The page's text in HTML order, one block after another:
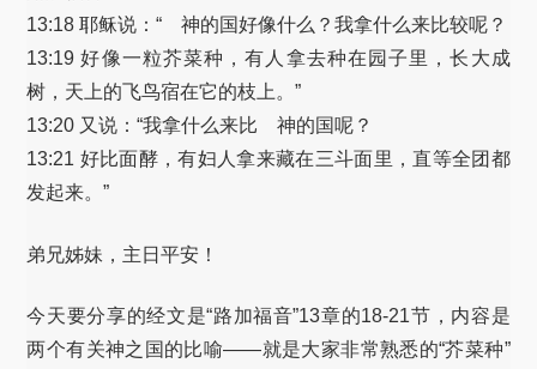
器
13:18 耶稣说：“ 神的国好像什么？我拿什么来比较呢？
13:19 好像一粒芥菜种，有人拿去种在园子里，长大成
树，天上的飞鸟宿在它的枝上。”
13:20 又说：“我拿什么来比 神的国呢？
13:21 好比面酵，有妇人拿来藏在三斗面里，直等全团都
发起来。”
弟兄姊妹，主日平安！
今天要分享的经文是“路加福音”13章的18-21节，内容是
两个有关神之国的比喻——就是大家非常熟悉的“芥菜种”